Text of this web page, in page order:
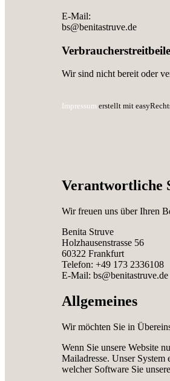
E-Mail:
bs@benitastruve.de
Wir sind nicht bereit oder
Impressum erstellt mit
Verantwortliche
Wir freuen uns über Ihren
Benita Struve
Holzhausenstrasse 56
60322 Frankfurt
Telefon: +49 173 2336108
E-Mail: bs@benitastruve.de
Allgemeines
Wir möchten Sie in
Wenn Sie unsere Website
Mailadresse. Unser
welcher Software Sie